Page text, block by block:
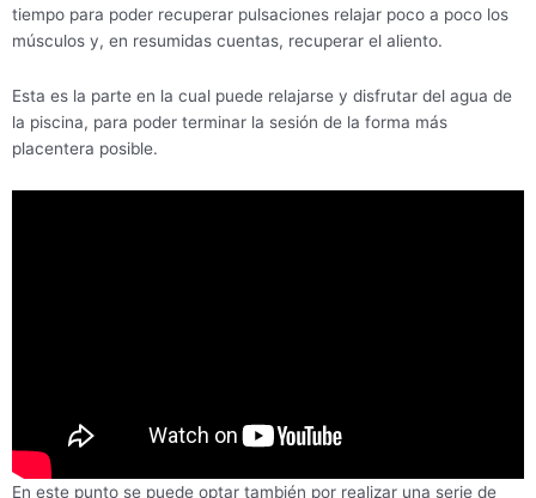
tiempo para poder recuperar pulsaciones relajar poco a poco los
músculos y, en resumidas cuentas, recuperar el aliento.
Esta es la parte en la cual puede relajarse y disfrutar del agua de
la piscina, para poder terminar la sesión de la forma más
placentera posible.
En este punto se puede optar también por realizar una serie de